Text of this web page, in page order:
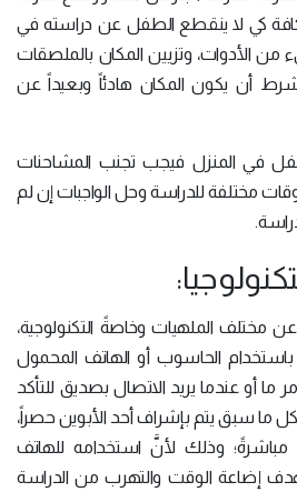
كي لا ينقطع الطفل عن دراسته في
الأدوات، وتزيين المكان بالملصقات
أن يكون المكان هادئاً وبعيداً عن
في المنزل فيجب تجنب المشاحنات
مختلفة للدراسة وحل الواجبات إن لم
عن مختلف الملهيات وخاصةً التكنولوجية،
الحاسوب أو الهاتف المحمول
ما أو عندما يريد الاتصال بصديق للتأكد
ما سبق يتم بإشراف أحد الأبوين حصراً،
وذلك لأنَّ استخدامه للهاتف
إضاعة الوقت والتهرب من الدراسة